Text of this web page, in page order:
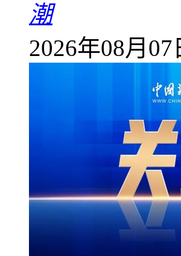
潮
2026年08月07